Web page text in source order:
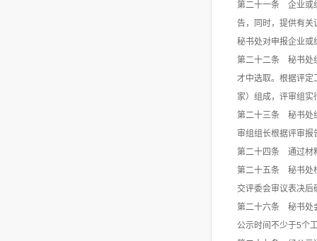
第二十一条 企业或
告，同时，提供有关
秘书处对申报企业或
第二十二条 秘书处
才中选取。根据评定
家）组成，评审组实
第二十三条 秘书处
审组组长根据评审
第二十四条 通过材
第二十五条 秘书处
交评委会审议表决后
第二十六条 秘书处
公示时间不少于5个